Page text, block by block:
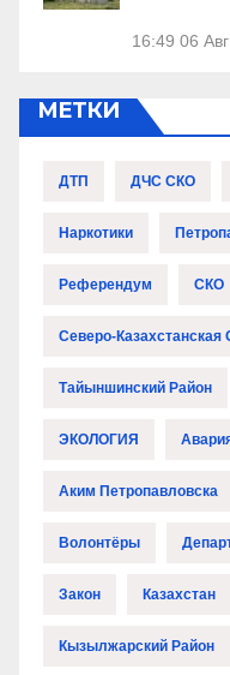
16:49 06
МЕТКИ
ДТП ДЧС СКО
Наркотики
Референдум СКО
Северо-Казахстанская
Тайыншинский Район
ЭКОЛОГИЯ
Аким Петропавловска
Волонтёры
Закон Казахстан
Кызылжарский Район